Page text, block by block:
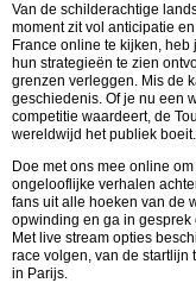
Van de schilderachtige
moment zit vol anticipatie
France online te kijken,
hun strategieën te zien
grenzen verleggen. Mis de
geschiedenis. Of je nu een
competitie waardeert, de
wereldwijd het publiek boeit.
Doe met ons mee online
ongelooflijke verhalen
fans uit alle hoeken van de
opwinding en ga in
Met live stream opties
race volgen, van de startlijn
in Parijs.